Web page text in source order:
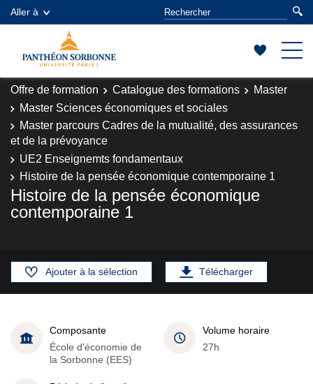
Aller à
Offre de formation Catalogue des formations
Master
Master Sciences économiques et sociales
Master parcours Cadres de la mutualité, des assurances
et de la prévoyance
UE2 Enseignemts fondamentaux
Histoire de la pensée économique contemporaine 1
Histoire de la pensée économique
contemporaine 1
Ajouter à la sélection Télécharger
Composante
École d'économie de
la Sorbonne (EES)
Volume horaire
27h